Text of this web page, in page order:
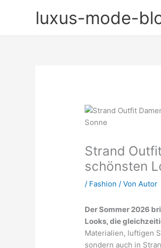
luxus-mode-
Strand
schönsten
/ Fashion / VonAutor
Der Sommer 2026
Looks, die
Materialien, luftigen
sondern auch in